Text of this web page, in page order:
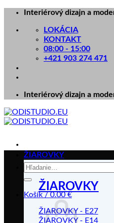
Skip
content
Interiérový dizajn a
LOKÁCIA
KONTAKT
08:00 - 15:00
+421 903 274 471
Interiérový dizajn a
Hľadať:
Košík /0.00€
ŽIAROVKY
ŽIAROVKY
ŽIAROVKY - E27
ŽIAROVKY - E14